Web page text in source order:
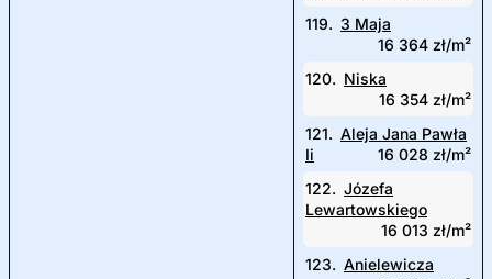
119. 3 Maja
16 364 zł/m²
120. Niska
16 354 zł/m²
121. Aleja Jana Pawła
Ii
16 028 zł/m²
122. Józefa
Lewartowskiego
16 013 zł/m²
123. Anielewicza